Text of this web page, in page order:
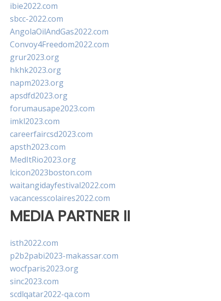
ibie2022.com
sbcc-2022.com
AngolaOilAndGas2022.com
Convoy4Freedom2022.com
grur2023.org
hkhk2023.org
napm2023.org
apsdfd2023.org
forumausape2023.com
imkl2023.com
careerfaircsd2023.com
apsth2023.com
MedItRio2023.org
lcicon2023boston.com
waitangidayfestival2022.com
vacancesscolaires2022.com
MEDIA PARTNER II
isth2022.com
p2b2pabi2023-makassar.com
wocfparis2023.org
sinc2023.com
scdlqatar2022-qa.com